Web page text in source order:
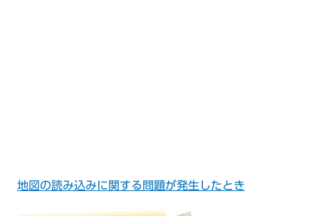
地図の読み込みに関する問題が発生したとき